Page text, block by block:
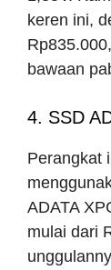
keren ini,
bawaan
4. SSD
Perangkat
ADATA
mulai dari